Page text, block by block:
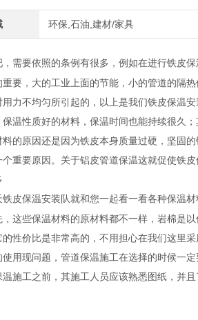
环保,石油,建材/家具
需要依照的条例有很多，例如在进行铁皮保
要，大的工业上面的节能，小的管道的隔
力不均匀所引起的，以上是我们铁皮保温
温性质好的材料，保温时间也能持续很久
的原因还是因为铁皮本身质量过硬，坚固
重要原因。关于铝皮管道保温这就促使铁
皮保温安装队就和您一起看一看各种保温
这些保温材料的原材料都不一样，岩棉是
性价比是非常高的，不用担心在我们这里
用现问题，管道保温施工在选择的时候一
施工之前，其施工人员应该熟悉图纸，并